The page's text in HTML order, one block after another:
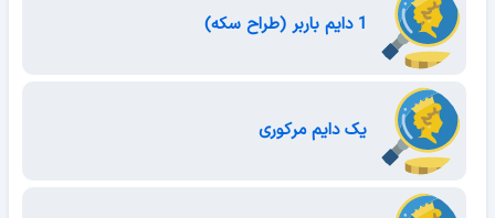
یک دایم مرکوری